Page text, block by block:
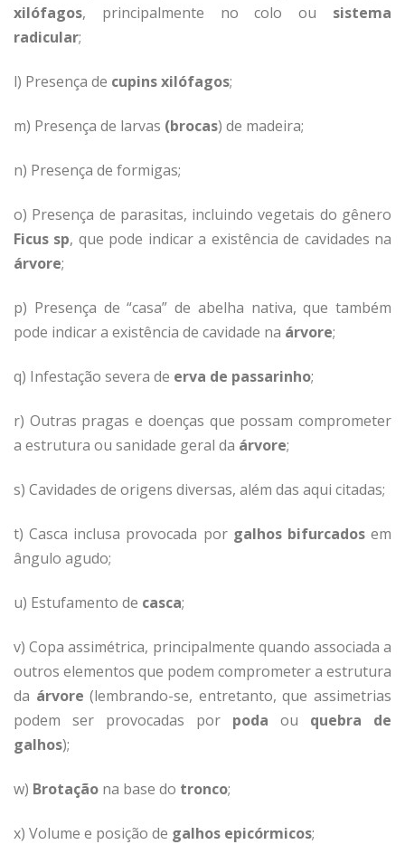
xilófagos, principalmente no colo ou sistema
radicular;
l) Presença de cupins xilófagos;
m) Presença de larvas (brocas) de madeira;
n) Presença de formigas;
o) Presença de parasitas, incluindo vegetais do gênero
Ficus sp, que pode indicar a existência de cavidades na
árvore;
p) Presença de “casa” de abelha nativa, que também
pode indicar a existência de cavidade na árvore;
q) Infestação severa de erva de passarinho;
r) Outras pragas e doenças que possam comprometer
a estrutura ou sanidade geral da árvore;
s) Cavidades de origens diversas, além das aqui citadas;
t) Casca inclusa provocada por galhos bifurcadosem
ângulo agudo;
u) Estufamento de casca;
v) Copa assimétrica, principalmente quando associada a
outros elementos que podem comprometer a estrutura
da árvore (lembrando-se, entretanto, que assimetrias
podem ser provocadas por poda ou quebra de
galhos);
w) Brotação na base do tronco;
x) Volume e posição de galhos epicórmicos;